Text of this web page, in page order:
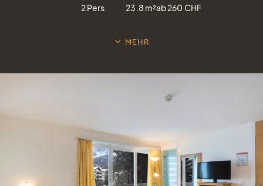
einfach Freude
verschenken
2Pers.
23.8 m²ab260 CHF
MEHR